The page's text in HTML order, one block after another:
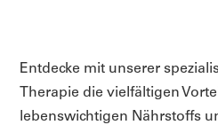
Entdecke mit unserer
Therapie die vielfältigen
lebenswichtigen Nährstoffs